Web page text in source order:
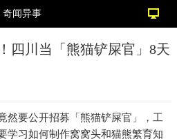
奇闻异事
四川当「熊猫铲屎官」8天
然要公开招募「熊猫铲屎官」，工
学习如何制作窝窝头和猫熊繁育知